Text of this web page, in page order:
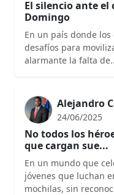
El silencio ante el
Domingo
En un país donde
desafíos para
alarmante la falta
Alejandro
24/06/2025
No todos los
que cargan sue...
En un mundo que
jóvenes que luchan
mochilas, sin